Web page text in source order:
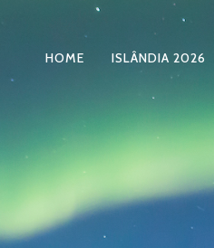
HOME ISLÂNDIA 2026